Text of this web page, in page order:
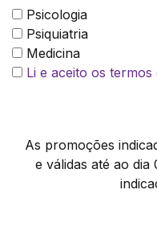
Psicologia
Psiquiatria
Medicina
Li e aceito os termos
As promoções
e válidas até ao